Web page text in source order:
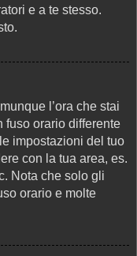
e a te stesso.
l’ora che stai
fuso orario differente
impostazioni del tuo
con la tua area, es.
Nota che solo gli
orario e molte